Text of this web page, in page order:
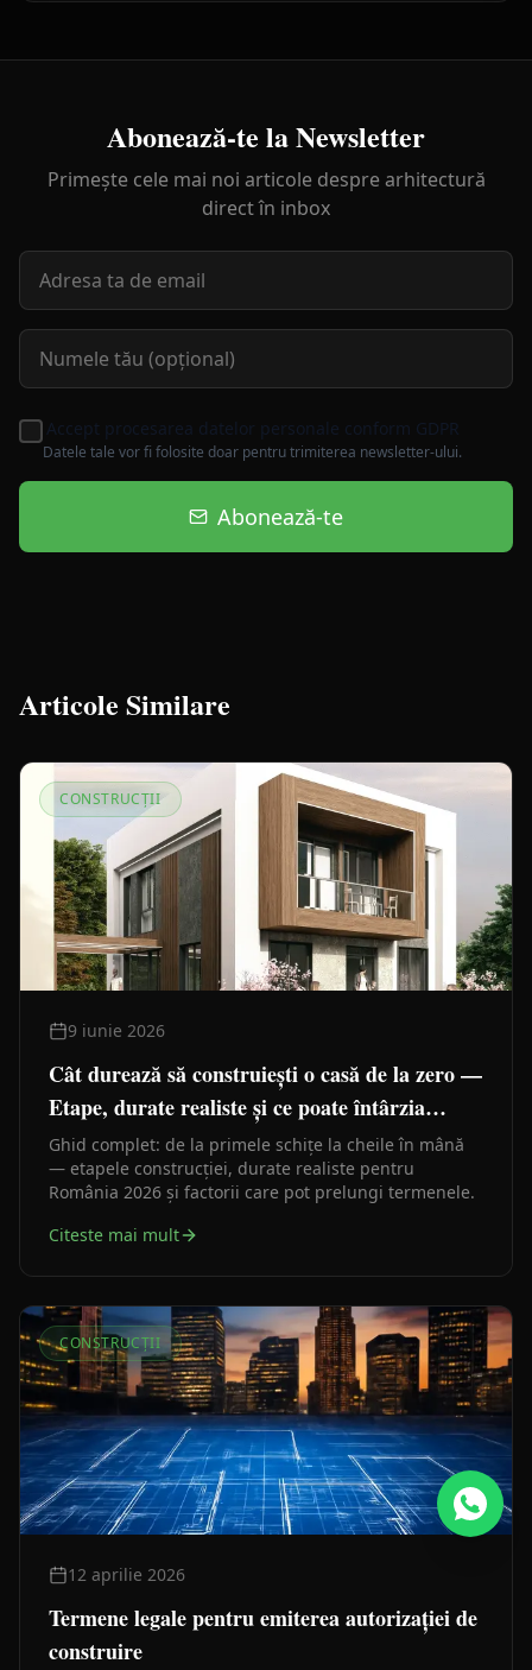
Abonează-te la Newsletter
Primește cele mai noi articole despre arhitectură
direct în inbox
Accept procesarea datelor personale conform GDPR
Datele tale vor fi folosite doar pentru trimiterea newsletter-ului.
Abonează-te
Articole Similare
CONSTRUCȚII
9 iunie 2026
Cât durează să construiești o casă de la zero —
Etape, durate realiste și ce poate întârzia
lucrările
Ghid complet: de la primele schițe la cheile în mână
— etapele construcției, durate realiste pentru
România 2026 și factorii care pot prelungi termenele.
Citeste mai mult
CONSTRUCȚII
12 aprilie 2026
Termene legale pentru emiterea autorizației de
construire